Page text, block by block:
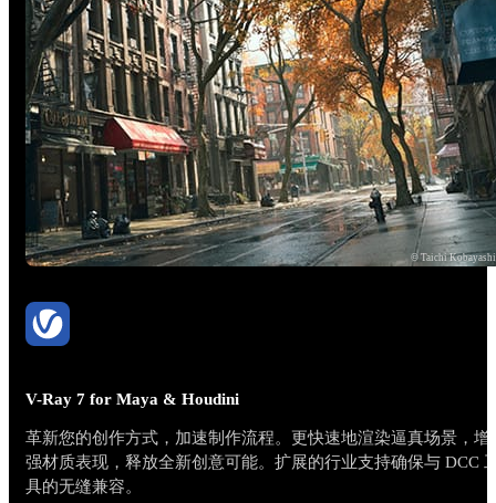
© Taichi Kobayashi
V-Ray 7 for Maya & Houdini
革新您的创作方式，加速制作流程。更快速地渲染逼真场景，增
强材质表现，释放全新创意可能。扩展的行业支持确保与 DCC
具的无缝兼容。